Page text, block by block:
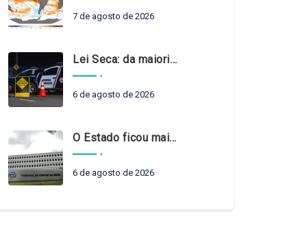
7 de agosto de 2026
Lei Seca: da maioridade à maturidade
6 de agosto de 2026
O Estado ficou mais complexo. O controle precisa acompanhar
6 de agosto de 2026